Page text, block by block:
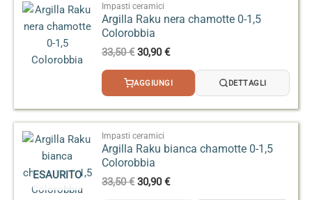
Impasti ceramici
Argilla Raku nera chamotte 0-1,5
Colorobbia
33,50€ Il
originale
30,90€Il
attuale
AGGIUNGI DETTAGLI
ESAURITO
Impasti ceramici
Argilla Raku bianca chamotte 0-1,5
Colorobbia
33,50€ Il
30,90€Il